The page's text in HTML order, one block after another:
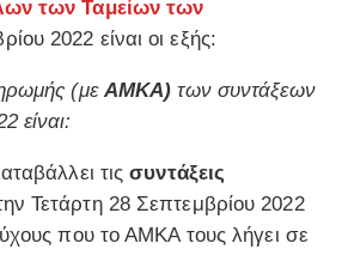
των Ταμείων των
2022 είναι οι εξής:
(με ΑΜΚΑ) των συντάξεων
είναι:
τιςσυντάξεις
Τετάρτη 28 Σεπτεμβρίου 2022
που το ΑΜΚΑ τους λήγει σε